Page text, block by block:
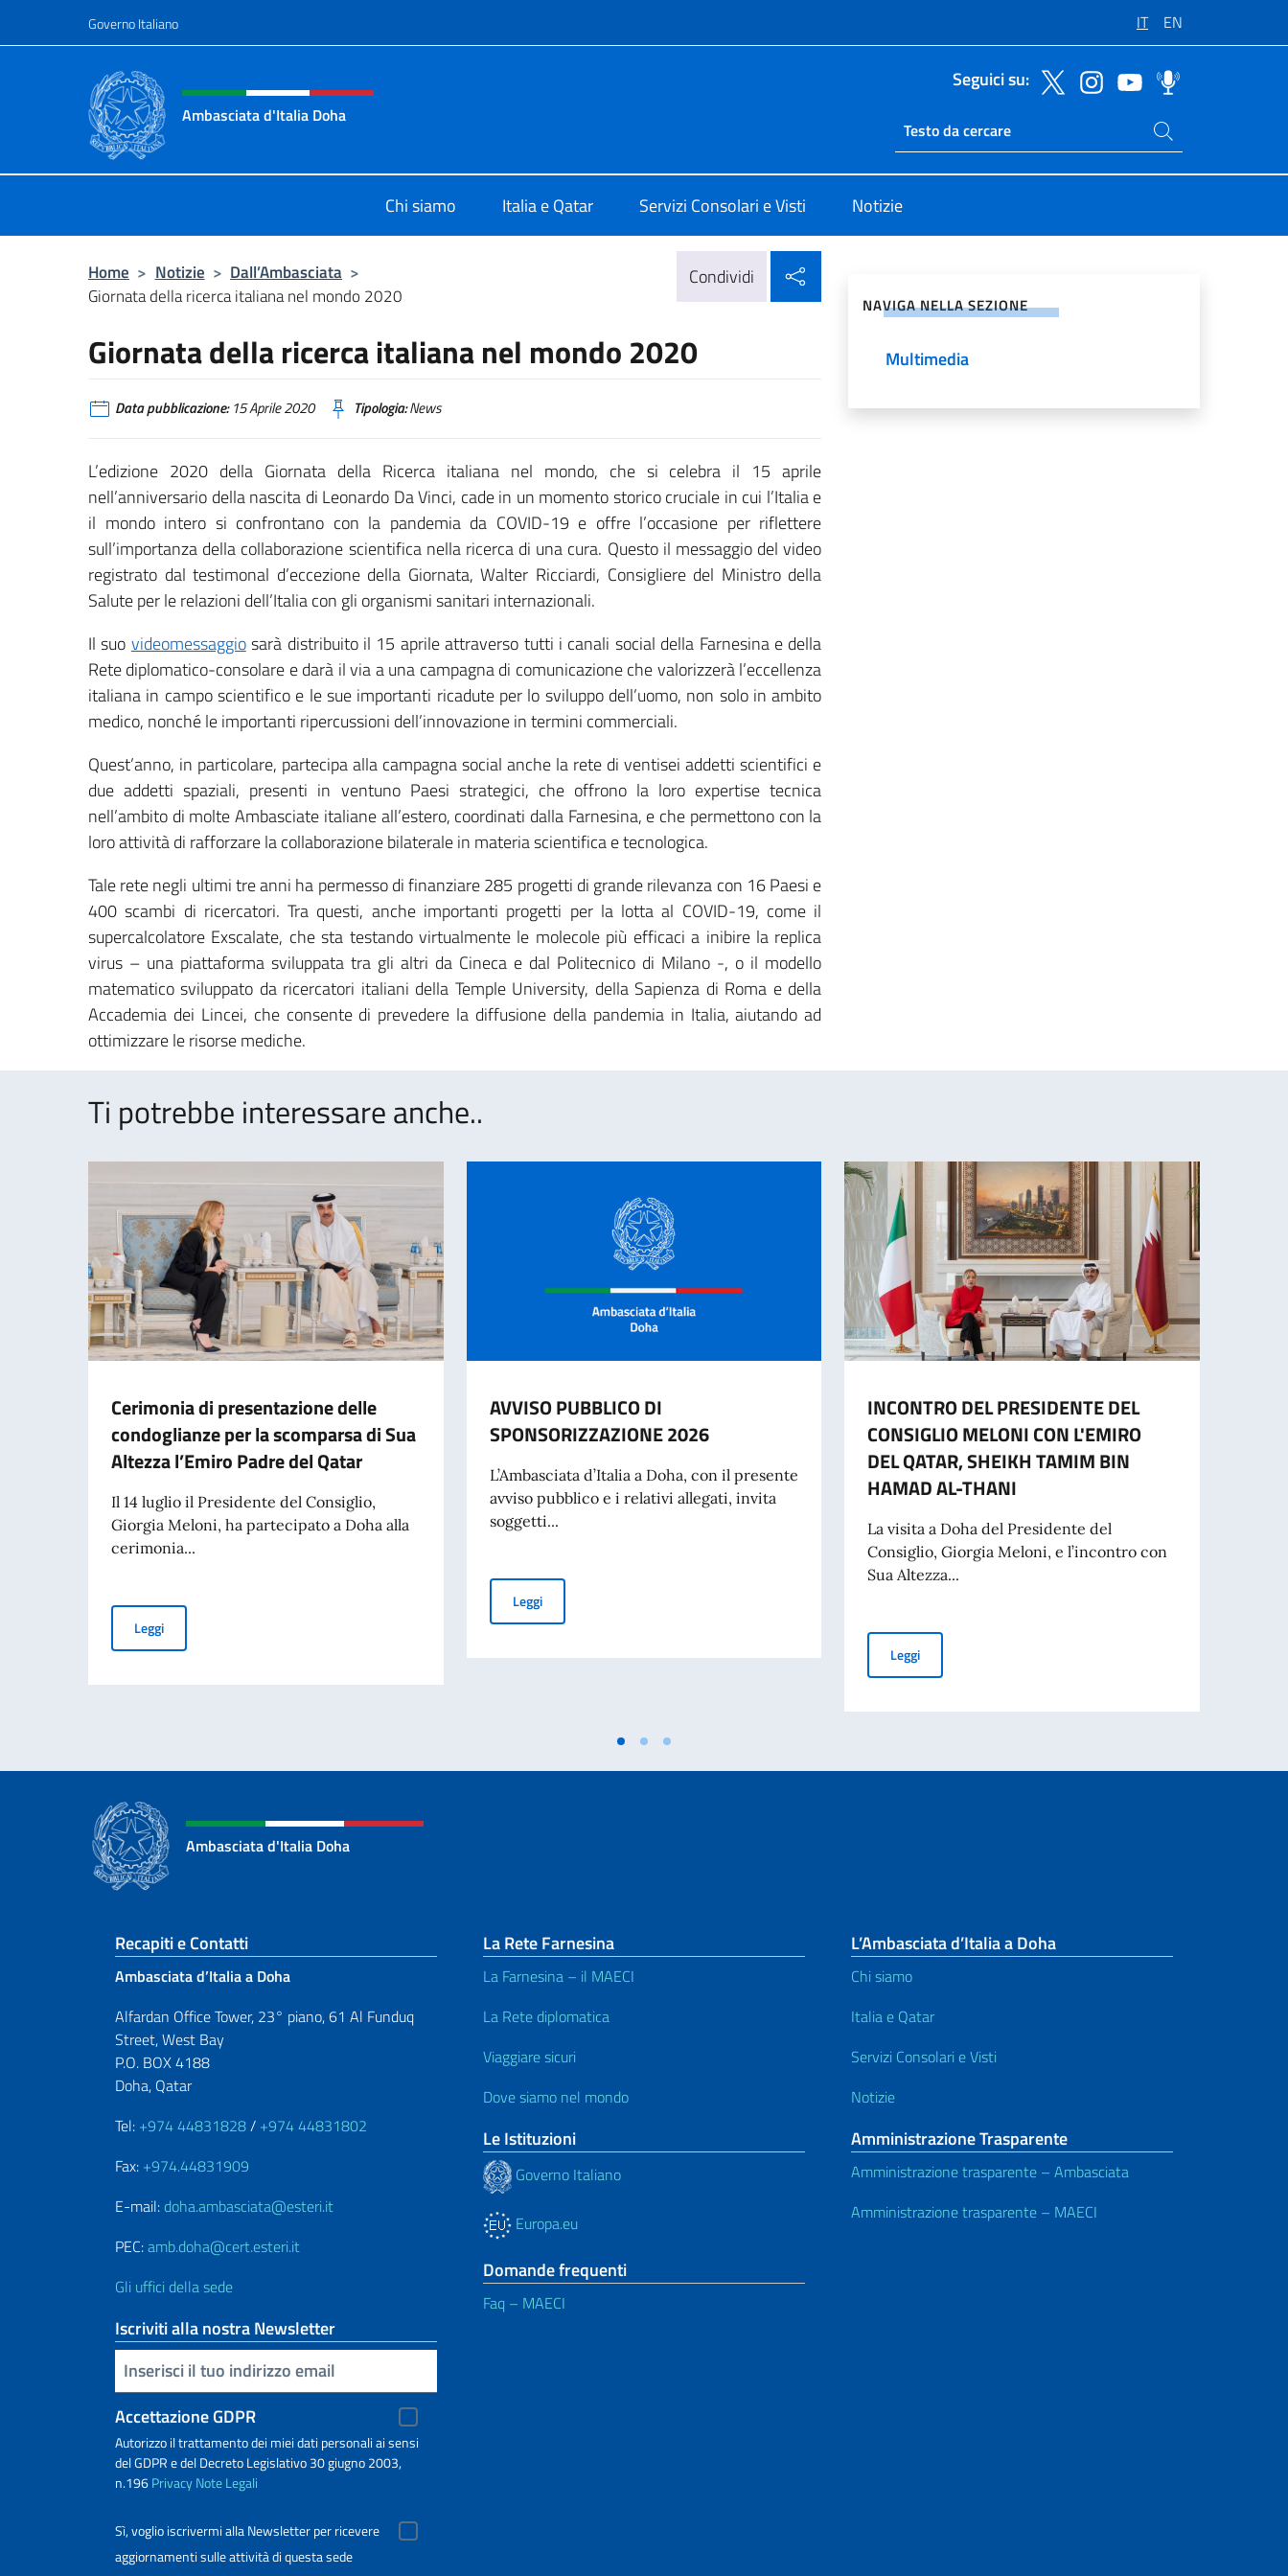
Governo Italiano IT EN
Intestazione sito, social e menù
Ambasciata d'Italia Doha
Seguici su:
Ricerca sito live
Cerca nel sito
Chi siamo Italia e Qatar Servizi Consolari e Visti Notizie
Home > Notizie > Dall’Ambasciata >
Giornata della ricerca italiana nel mondo 2020
Condividi
Giornata della ricerca italiana nel mondo 2020
Data pubblicazione:15 Aprile 2020 Tipologia:News
L’edizione 2020 della Giornata della Ricerca italiana nel mondo, che si celebra il 15 aprile
nell’anniversario della nascita di Leonardo Da Vinci, cade in un momento storico cruciale in cui l’Italia e
il mondo intero si confrontano con la pandemia da COVID-19 e offre l’occasione per riflettere
sull’importanza della collaborazione scientifica nella ricerca di una cura. Questo il messaggio del video
registrato dal testimonal d’eccezione della Giornata, Walter Ricciardi, Consigliere del Ministro della
Salute per le relazioni dell’Italia con gli organismi sanitari internazionali.
Il suo videomessaggiosarà distribuito il 15 aprile attraverso tutti i canali social della Farnesina e della
Rete diplomatico-consolare e darà il via a una campagna di comunicazione che valorizzerà l’eccellenza
italiana in campo scientifico e le sue importanti ricadute per lo sviluppo dell’uomo, non solo in ambito
medico, nonché le importanti ripercussioni dell’innovazione in termini commerciali.
Quest’anno, in particolare, partecipa alla campagna social anche la rete di ventisei addetti scientifici e
due addetti spaziali, presenti in ventuno Paesi strategici, che offrono la loro expertise tecnica
nell’ambito di molte Ambasciate italiane all’estero, coordinati dalla Farnesina, e che permettono con la
loro attività di rafforzare la collaborazione bilaterale in materia scientifica e tecnologica.
Tale rete negli ultimi tre anni ha permesso di finanziare 285 progetti di grande rilevanza con 16 Paesi e
400 scambi di ricercatori. Tra questi, anche importanti progetti per la lotta al COVID-19, come il
supercalcolatore Exscalate, che sta testando virtualmente le molecole più efficaci a inibire la replica
virus – una piattaforma sviluppata tra gli altri da Cineca e dal Politecnico di Milano -, o il modello
matematico sviluppato da ricercatori italiani della Temple University, della Sapienza di Roma e della
Accademia dei Lincei, che consente di prevedere la diffusione della pandemia in Italia, aiutando ad
ottimizzare le risorse mediche.
NAVIGA NELLA SEZIONE
Multimedia
Ti potrebbe interessare anche..
Cerimonia di presentazione delle
condoglianze per la scomparsa di Sua
Altezza l’Emiro Padre del Qatar
Il 14 luglio il Presidente del Consiglio,
Giorgia Meloni, ha partecipato a Doha alla
cerimonia...
LeggiCerimonia di presentazione delle condoglianze per la scomparsa di Sua Altezza l’Emiro Padre del Qatar
AVVISO PUBBLICO DI
SPONSORIZZAZIONE 2026
L’Ambasciata d’Italia a Doha, con il presente
avviso pubblico e i relativi allegati, invita
soggetti...
LeggiAVVISO PUBBLICO DI SPONSORIZZAZIONE 2026
INCONTRO DEL PRESIDENTE DEL
CONSIGLIO MELONI CON L'EMIRO
DEL QATAR, SHEIKH TAMIM BIN
HAMAD AL-THANI
La visita a Doha del Presidente del
Consiglio, Giorgia Meloni, e l’incontro con
Sua Altezza...
LeggiINCONTRO DEL PRESIDENTE DEL CONSIGLIO MELONI CON
Ambasciata d'Italia Doha
Sezione footer
Recapiti e Contatti
Ambasciata d’Italia a Doha
Alfardan Office Tower, 23° piano, 61 Al Funduq
Street, West Bay
P.O. BOX 4188
Doha, Qatar
Tel: +974 44831828/ +974 44831802
Fax: +974.44831909
E-mail: doha.ambasciata@esteri.it
PEC:amb.doha@cert.esteri.it
Gli uffici della sede
Iscriviti alla nostra Newsletter
Inserisci la tua email
Accettazione GDPR
Autorizzo il trattamento dei miei dati personali ai sensi
del GDPR e del Decreto Legislativo 30 giugno 2003,
n.196PrivacyNote Legali
Sì, voglio iscrivermi alla Newsletter per ricevere
aggiornamenti sulle attività di questa sede
La Rete Farnesina
La Farnesina – il MAECI
La Rete diplomatica
Viaggiare sicuri
Dove siamo nel mondo
Le Istituzioni
Governo Italiano
Europa.eu
Domande frequenti
Faq – MAECI
L’Ambasciata d’Italia a Doha
Chi siamo
Italia e Qatar
Servizi Consolari e Visti
Notizie
Amministrazione Trasparente
Amministrazione trasparente – Ambasciata
Amministrazione trasparente – MAECI